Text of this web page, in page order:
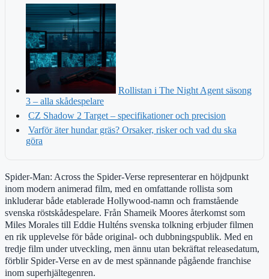
Rollistan i The Night Agent säsong
3 – alla skådespelare
CZ Shadow 2 Target – specifikationer och precision
Varför äter hundar gräs? Orsaker, risker och vad du ska
göra
Spider-Man: Across the Spider-Verse representerar en höjdpunkt
inom modern animerad film, med en omfattande rollista som
inkluderar både etablerade Hollywood-namn och framstående
svenska röstskådespelare. Från Shameik Moores återkomst som
Miles Morales till Eddie Hulténs svenska tolkning erbjuder filmen
en rik upplevelse för både original- och dubbningspublik. Med en
tredje film under utveckling, men ännu utan bekräftat releasedatum,
förblir Spider-Verse en av de mest spännande pågående franchise
inom superhjältegenren.